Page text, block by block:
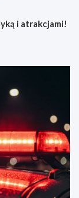
i atrakcjami!